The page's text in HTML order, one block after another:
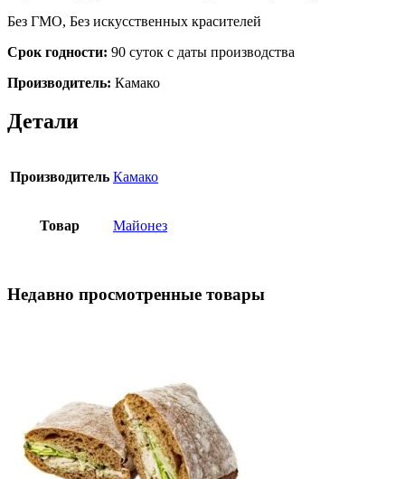
Без ГМО, Без искусственных красителей
Срок годности: 90 суток с даты производства
Производитель: Камако
Детали
Производитель Камако
Товар Майонез
Недавно просмотренные товары